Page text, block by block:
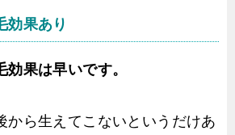
効果あり
果は早いです。
から生えてこないというだけあ